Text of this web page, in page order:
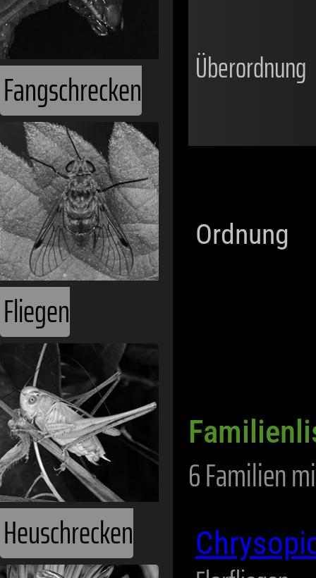
Fangschrecken
Fliegen
Heuschrecken
Überordnung
Ordnung
6 Familien